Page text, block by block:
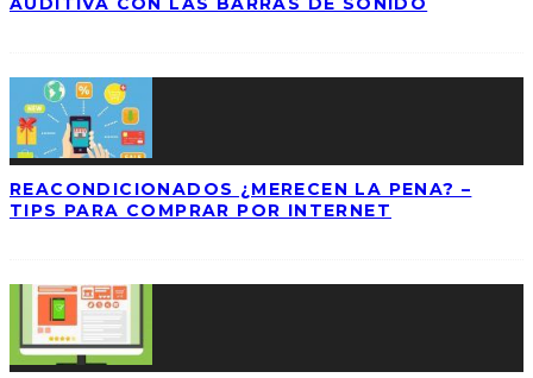
REACONDICIONADOS ¿MERECEN LA PENA? –
TIPS PARA COMPRAR POR INTERNET